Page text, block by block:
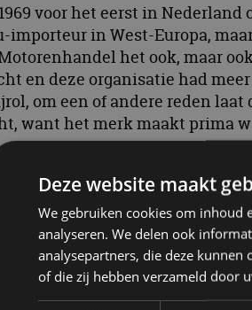
voor het eerst in
importeur in West-Europa,
het ook, maar
en deze organisatie had
om een of andere reden
want het merk maakt prima
voor het Zevengesternte,
er zes, maar in de Pleiaden
aanschaffen? Neem dan
Deze website maakt
We gebruiken cookies om inhoud
analyseren. We delen ook
analysepartners, die deze
of die zij hebben verzameld door